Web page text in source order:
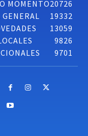
MOMENTO20726
GENERAL
19332
13059
9826
9701